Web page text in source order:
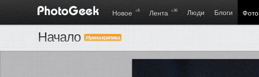
Новое +8 Лента +36 Люди Блоги Фото
Начало Нужна критика